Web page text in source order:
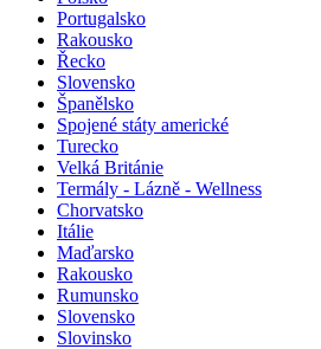
Portugalsko
Rakousko
Řecko
Slovensko
Španělsko
Spojené státy americké
Turecko
Velká Británie
Termály - Lázně - Wellness
Chorvatsko
Itálie
Maďarsko
Rakousko
Rumunsko
Slovensko
Slovinsko